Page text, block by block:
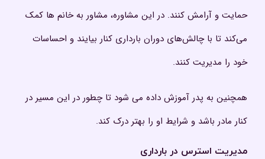
حمایت و آرامش کنند. در این مشاوره، مشاور به خانم ها کمک
می‌کند تا با چالش‌های دوران بارداری کنار بیایند و احساسات
خود را مدیریت کنند.
همچنین به پدر آموزش داده می شود تا چطور در این مسیر در
کنار مادر باشد و شرایط او را بهتر درک کند.
مدیریت استرس در بارداری